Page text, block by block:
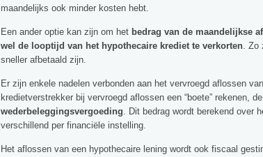
maandelijks ook minder kosten hebt.
Een ander optie kan zijn om het bedrag van de maandelijkse
wel de looptijd van het hypothecaire krediet te verkorten. Zo
sneller afbetaald zijn.
Er zijn enkele nadelen verbonden aan het vervroegd aflossen
kredietverstrekker bij vervroegd aflossen een “boete” rekenen,
wederbeleggingsvergoeding. Dit bedrag wordt berekend over
verschillend per financiële instelling.
Het aflossen van een hypothecaire lening wordt ook fiscaal